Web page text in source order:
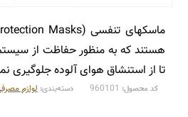
هستند که به منظور حفاظت از
تا از استنشاق هوای آلوده جلوگیری
کد محصول: دسته‌بندی: لوازم